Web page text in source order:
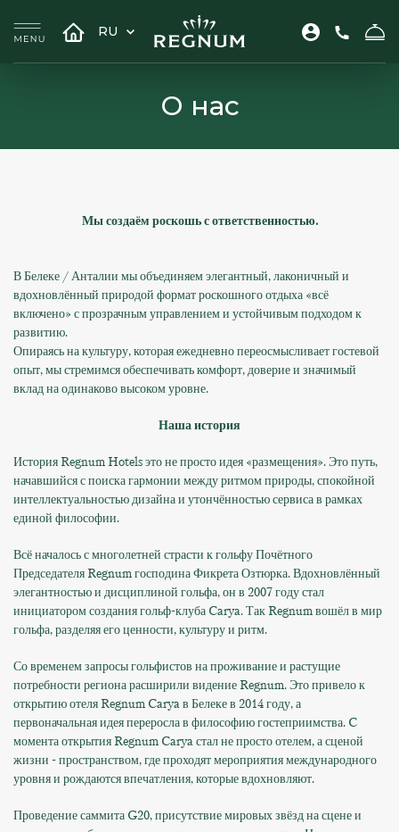
RU
О нас
Мы создаём роскошь с ответственностью.
В Белеке / Анталии мы объединяем элегантный, лаконичный и
вдохновлённый природой формат роскошного отдыха «всё
включено» с прозрачным управлением и устойчивым подходом к
развитию.
Опираясь на культуру, которая ежедневно переосмысливает гостевой
опыт, мы стремимся обеспечивать комфорт, доверие и значимый
вклад на одинаково высоком уровне.
Наша история
История Regnum Hotels это не просто идея «размещения». Это путь,
начавшийся с поиска гармонии между ритмом природы, спокойной
интеллектуальностью дизайна и утончённостью сервиса в рамках
единой философии.
Всё началось с многолетней страсти к гольфу Почётного
Председателя Regnum господина Фикрета Озтюрка. Вдохновлённый
элегантностью и дисциплиной гольфа, он в 2007 году стал
инициатором создания гольф-клуба Carya. Так Regnum вошёл в мир
гольфа, разделяя его ценности, культуру и ритм.
Со временем запросы гольфистов на проживание и растущие
потребности региона расширили видение Regnum. Это привело к
открытию отеля Regnum Carya в Белеке в 2014 году, а
первоначальная идея переросла в философию гостеприимства. C
момента открытия Regnum Carya стал не просто отелем, а сценой
жизни - пространством, где проходят мероприятия международного
уровня и рождаются впечатления, которые вдохновляют.
Проведение саммита G20, присутствие мировых звёзд на сцене и